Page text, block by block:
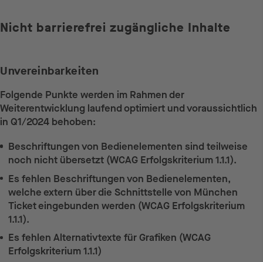
Nicht barrierefrei zugängliche Inhalte
Unvereinbarkeiten
Folgende Punkte werden im Rahmen der
Weiterentwicklung laufend optimiert und voraussichtlich
in Q1/2024 behoben:
Beschriftungen von Bedienelementen sind teilweise
noch nicht übersetzt (WCAG Erfolgskriterium 1.1.1).
Es fehlen Beschriftungen von Bedienelementen,
welche extern über die Schnittstelle von München
Ticket eingebunden werden (WCAG Erfolgskriterium
1.1.1).
Es fehlen Alternativtexte für Grafiken (WCAG
Erfolgskriterium 1.1.1)